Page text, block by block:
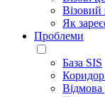
Візовий
Як
Проблеми
База SIS
Коридор
Відмова